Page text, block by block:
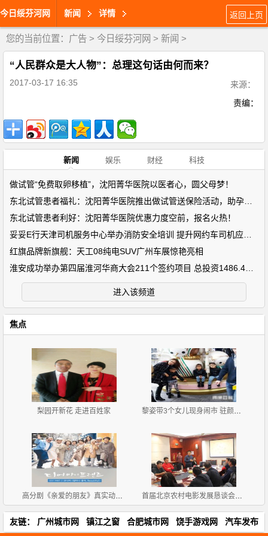
今日绥芬河网 新闻 详情 返回上页
您的当前位置： 广告 > 今日绥芬河网 > 新闻 >
“人民群众是大人物”：总理这句话由何而来？
2017-03-17 16:35
来源：
责编：
新闻 娱乐 财经 科技
做试管“免费取卵移植”，沈阳菁华医院以医者心，圆父母梦！
东北试管患者利好：沈阳菁华医院优惠力度空前，报名火热！
红旗品牌新旗舰：天工08纯电SUV广州车展惊艳亮相
进入该频道
焦点
梨园开新花 走进百姓家 黎姿带3个女儿现身闹市 驻颜有术仍美艳
高分剧《亲爱的朋友》真实动人 集集泪点 首届北京农村电影发展恳谈会在京举办
友链： 广州城市网 镇江之窗 合肥城市网 饶手游戏网 汽车发布